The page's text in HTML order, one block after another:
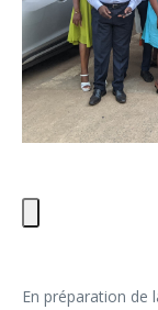
En préparation de